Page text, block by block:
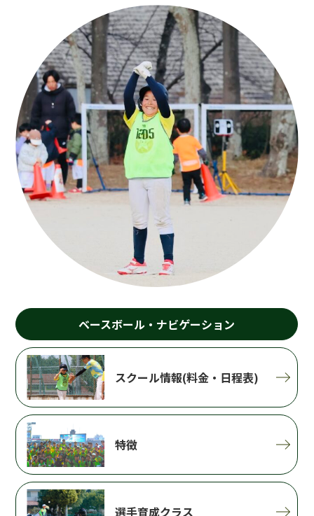
ベースボール・ナビゲーション
スクール情報(料金・日程表)
特徴
選手育成クラス